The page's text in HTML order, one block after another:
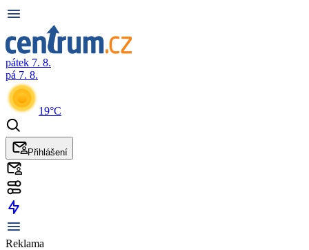
pátek 7. 8.
pá 7. 8.
19°C
Přihlášení
Reklama